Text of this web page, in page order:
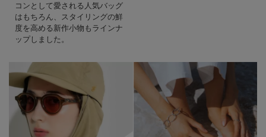
コンとして愛される人気バッグ
はもちろん、スタイリングの鮮
度を高める新作小物もラインナ
ップしました。